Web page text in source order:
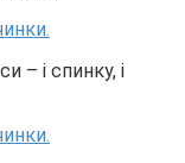
– і спинку, і